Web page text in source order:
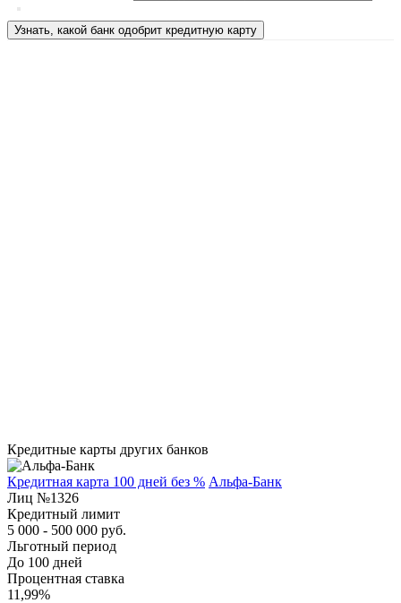
Узнать, какой банк одобрит кредитную карту
Кредитные карты других банков
Кредитная карта 100 дней без % Альфа-Банк
Лиц №1326
Кредитный лимит
5 000 - 500 000 руб.
Льготный период
До 100 дней
Процентная ставка
11,99%